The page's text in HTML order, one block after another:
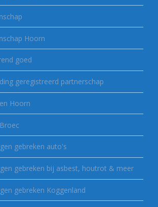
Hoorn
goed
geregistreerd partnerschap
Hoorn
gebreken auto's
gebreken bij asbest, houtrot & meer
gebreken Koggenland